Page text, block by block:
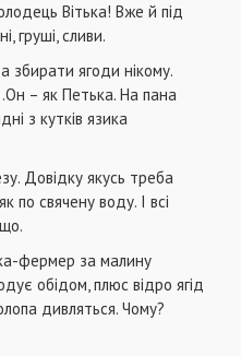
Вітька! Вже й під
груші, сливи.
збирати ягоди нікому.
– як Петька. На пана
з кутків язика
Довідку якусь треба
по свячену воду. І всі
фермер за малину
обідом, плюс відро ягід
дивляться. Чому?